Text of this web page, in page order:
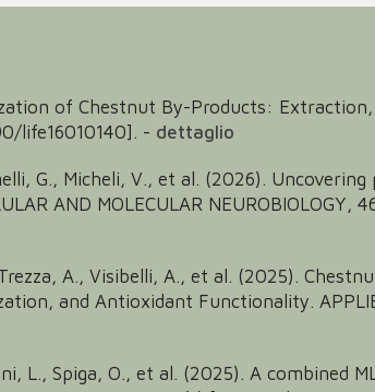
of Chestnut By-Products:
life16010140]. - dettaglio
G., Micheli, V., et al. (2026).
AND MOLECULAR NEUROBIOLOGY,
A., Visibelli, A., et al. (2025).
and Antioxidant Functionality.
L., Spiga, O., et al. (2025). A combined